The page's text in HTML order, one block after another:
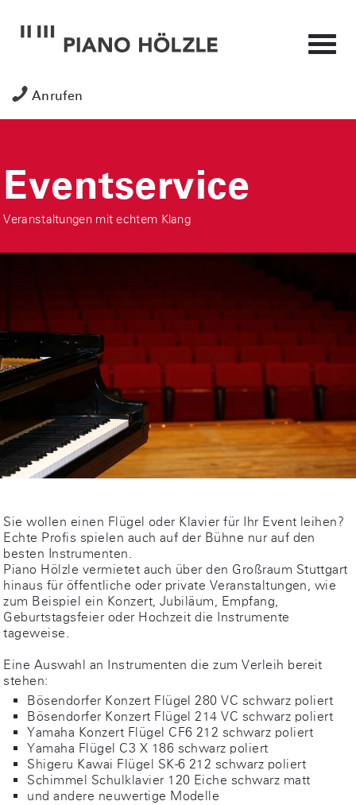
Anrufen
Eventservice
Veranstaltungen mit echtem Klang
Sie wollen einen Flügel oder Klavier für Ihr Event leihen?
Echte Profis spielen auch auf der Bühne nur auf den
besten Instrumenten.
Piano Hölzle vermietet auch über den Großraum Stuttgart
hinaus für öffentliche oder private Veranstaltungen, wie
zum Beispiel ein Konzert, Jubiläum, Empfang,
Geburtstagsfeier oder Hochzeit die Instrumente
tageweise.
Eine Auswahl an Instrumenten die zum Verleih bereit
stehen:
Bösendorfer Konzert Flügel 280 VC schwarz poliert
Bösendorfer Konzert Flügel 214 VC schwarz poliert
Yamaha Konzert Flügel CF6 212 schwarz poliert
Yamaha Flügel C3 X 186 schwarz poliert
Shigeru Kawai Flügel SK-6 212 schwarz poliert
Schimmel Schulklavier 120 Eiche schwarz matt
und andere neuwertige Modelle